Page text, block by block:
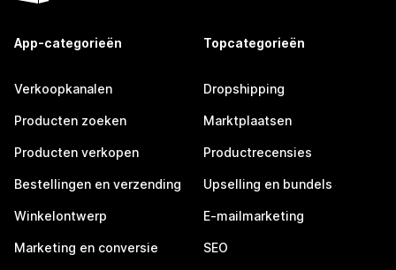
App-categorieën
Verkoopkanalen
Producten zoeken
Producten verkopen
Bestellingen en verzending
Winkelontwerp
Marketing en conversie
Topcategorieën
Dropshipping
Marktplaatsen
Productrecensies
Upselling en bundels
E-mailmarketing
SEO